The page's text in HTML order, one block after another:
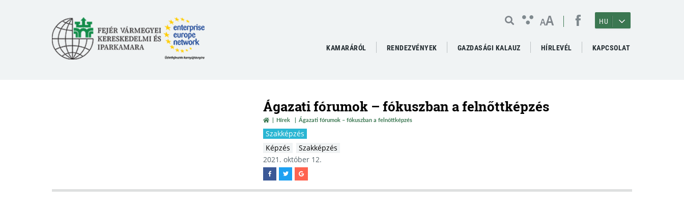
AA HU
KAMARÁRÓL RENDEZVÉNYEK GAZDASÁGI KALAUZ HÍRLEVÉL KAPCSOLAT
Ágazati fórumok – fókuszban a felnőttképzés
Hírek Ágazati fórumok – fókuszban a felnőttképzés
Szakképzés
Képzés
Szakképzés
2021. október 12.